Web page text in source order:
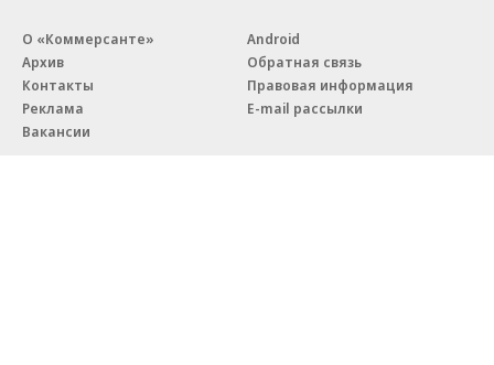
О «Коммерсанте»
Архив
Контакты
Реклама
Вакансии
Android
Обратная связь
Правовая информация
E-mail рассылки